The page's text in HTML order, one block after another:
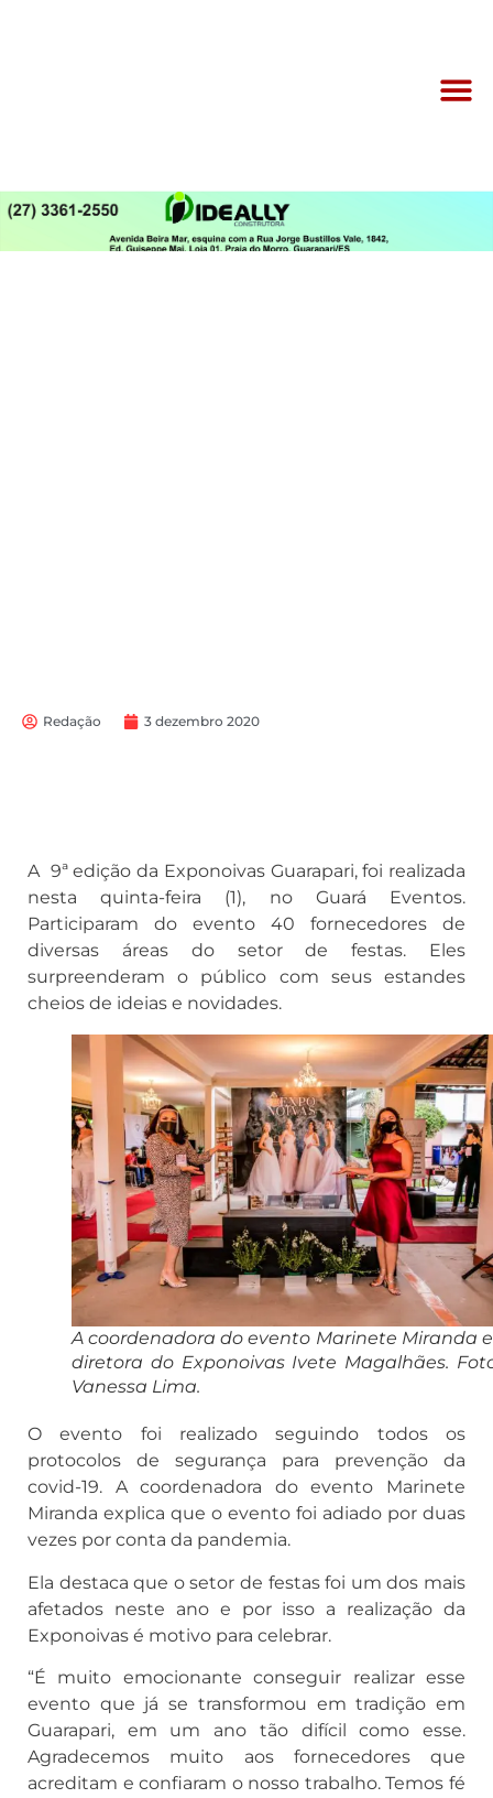
Redação 3 dezembro 2020
A 9ª edição da Exponoivas Guarapari, foi realizada
nesta quinta-feira (1), no Guará Eventos.
Participaram do evento 40 fornecedores de
diversas áreas do setor de festas. Eles
surpreenderam o público com seus estandes
cheios de ideias e novidades.
A coordenadora do evento Marinete Miranda
diretora do Exponoivas Ivete Magalhães.
Vanessa Lima.
O evento foi realizado seguindo todos os
protocolos de segurança para prevenção da
covid-19. A coordenadora do evento Marinete
Miranda explica que o evento foi adiado por duas
vezes por conta da pandemia.
Ela destaca que o setor de festas foi um dos mais
afetados neste ano e por isso a realização da
Exponoivas é motivo para celebrar.
“É muito emocionante conseguir realizar esse
evento que já se transformou em tradição em
Guarapari, em um ano tão difícil como esse.
Agradecemos muito aos fornecedores que
acreditam e confiaram o nosso trabalho. Temos fé